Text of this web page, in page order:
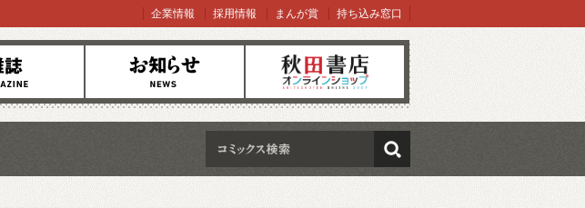
お知らせ オンラインショップ
企業情報 採用情報 まんが賞 持ち込み窓口
検索